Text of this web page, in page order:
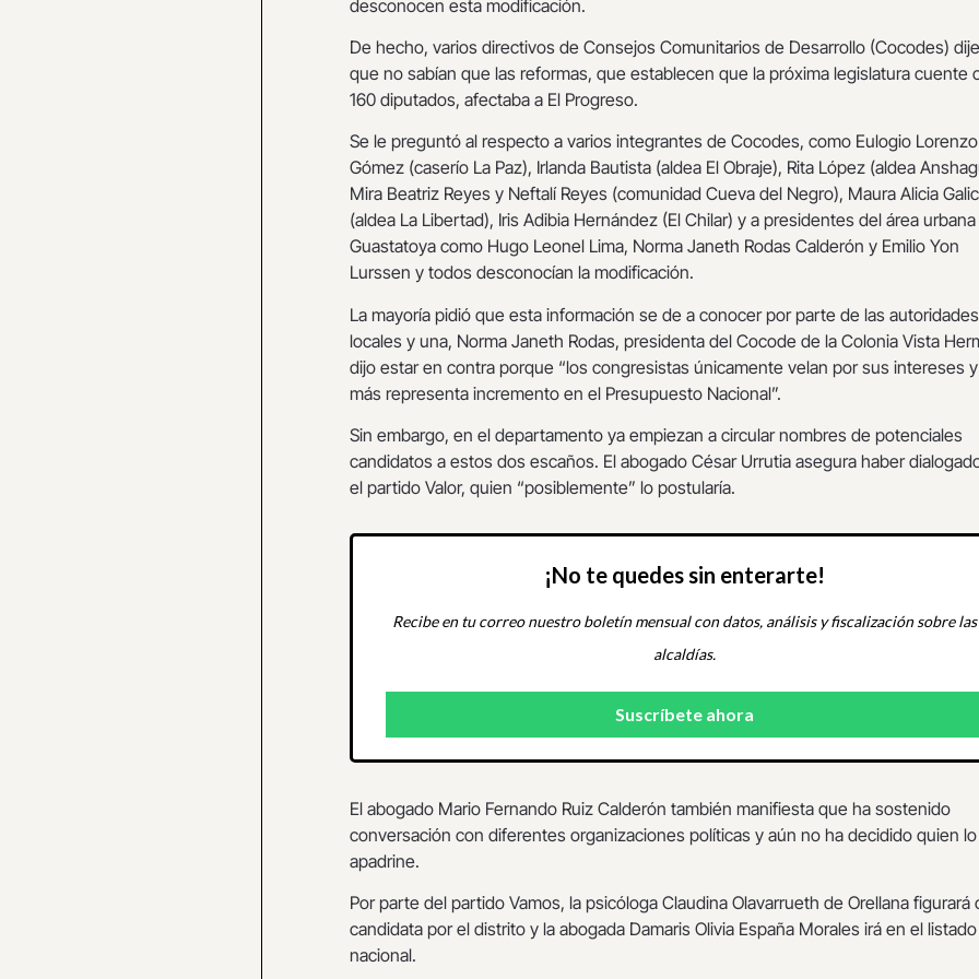
desconocen esta modificación.
De hecho, varios directivos de Consejos Comunitarios de Desarrollo (Cocodes)
que no sabían que las reformas, que establecen que la próxima legislatura cuente
160 diputados, afectaba a El Progreso.
Se le preguntó al respecto a varios integrantes de Cocodes, como Eulogio Lorenzo
Gómez (caserío La Paz), Irlanda Bautista (aldea El Obraje), Rita López (aldea
Mira Beatriz Reyes y Neftalí Reyes (comunidad Cueva del Negro), Maura Alicia
(aldea La Libertad), Iris Adibia Hernández (El Chilar) y a presidentes del área
Guastatoya como Hugo Leonel Lima, Norma Janeth Rodas Calderón y Emilio Yon
Lurssen y todos desconocían la modificación.
La mayoría pidió que esta información se de a conocer por parte de las autoridades
locales y una, Norma Janeth Rodas, presidenta del Cocode de la Colonia Vista
dijo estar en contra porque “los congresistas únicamente velan por sus intereses
más representa incremento en el Presupuesto Nacional”.
Sin embargo, en el departamento ya empiezan a circular nombres de potenciales
candidatos a estos dos escaños. El abogado César Urrutia asegura haber
el partido Valor, quien “posiblemente” lo postularía.
¡No te quedes sin enterarte!
Recibe en tu correo nuestro boletín mensual con datos, análisis y fiscalización sobre las
alcaldías.
El abogado Mario Fernando Ruiz Calderón también manifiesta que ha sostenido
conversación con diferentes organizaciones políticas y aún no ha decidido quien lo
apadrine.
Por parte del partido Vamos, la psicóloga Claudina Olavarrueth de Orellana figurará
candidata por el distrito y la abogada Damaris Olivia España Morales irá en el listado
nacional.